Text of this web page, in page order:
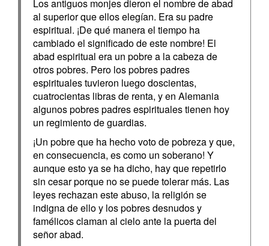
Los antiguos monjes dieron el nombre de abad
al superior que ellos elegían. Era su padre
espiritual. ¡De qué manera el tiempo ha
cambiado el significado de este nombre! El
abad espiritual era un pobre a la cabeza de
otros pobres. Pero los pobres padres
espirituales tuvieron luego doscientas,
cuatrocientas libras de renta, y en Alemania
algunos pobres padres espirituales tienen hoy
un regimiento de guardias.
¡Un pobre que ha hecho voto de pobreza y que,
en consecuencia, es como un soberano! Y
aunque esto ya se ha dicho, hay que repetirlo
sin cesar porque no se puede tolerar más. Las
leyes rechazan este abuso, la religión se
indigna de ello y los pobres desnudos y
famélicos claman al cielo ante la puerta del
señor abad.